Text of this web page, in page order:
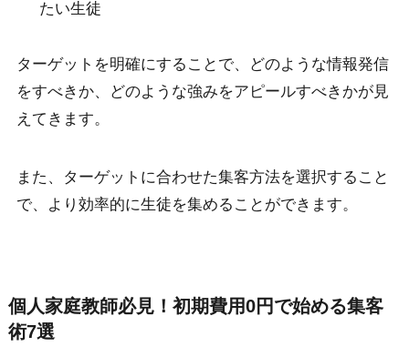
たい生徒
ターゲットを明確にすることで、どのような情報発信
をすべきか、どのような強みをアピールすべきかが見
えてきます。
また、ターゲットに合わせた集客方法を選択すること
で、より効率的に生徒を集めることができます。
個人家庭教師必見！初期費用0円で始める集客
術7選